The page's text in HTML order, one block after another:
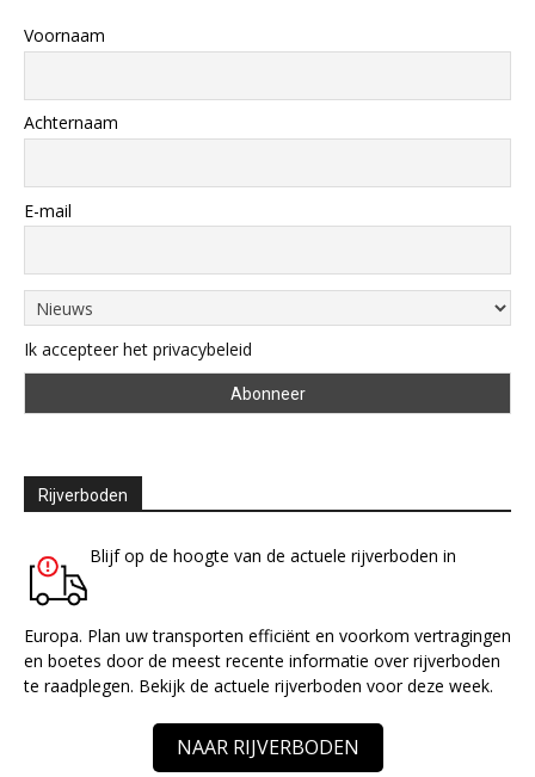
Voornaam
Achternaam
E-mail
Ik accepteer het privacybeleid
Rijverboden
Blijf op de hoogte van de actuele rijverboden in
Europa. Plan uw transporten efficiënt en voorkom vertragingen
en boetes door de meest recente informatie over rijverboden
te raadplegen. Bekijk de actuele rijverboden voor deze week.
NAAR RIJVERBODEN